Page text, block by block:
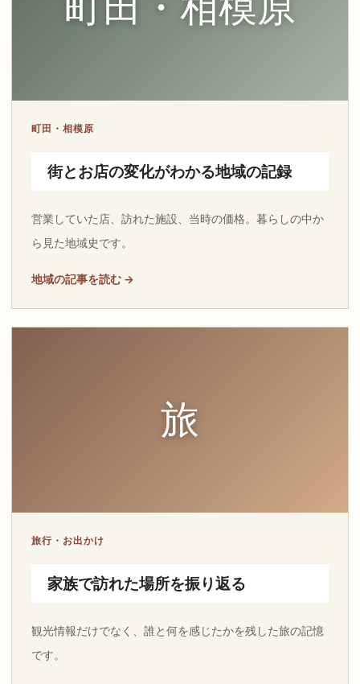
町田・相模原
街とお店の変化がわかる地域の記録
営業していた店、訪れた施設、当時の価格。暮らしの中か
ら見た地域史です。
地域の記事を読む →
旅
旅行・お出かけ
家族で訪れた場所を振り返る
観光情報だけでなく、誰と何を感じたかを残した旅の記憶
です。